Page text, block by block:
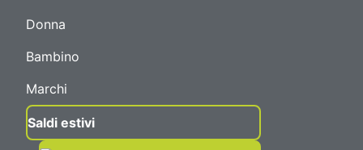
Donna
Bambino
Marchi
Saldi estivi